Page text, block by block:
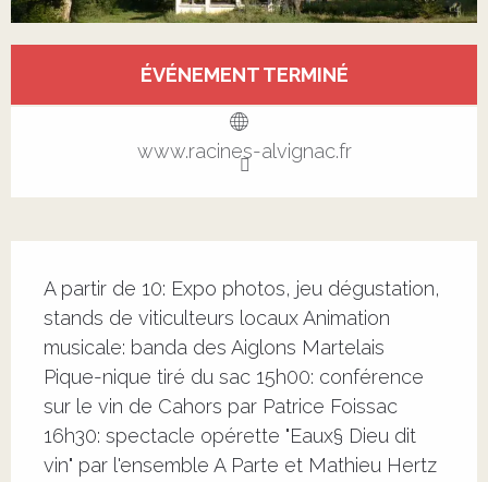
Ouverture et coordonnées
ÉVÉNEMENT TERMINÉ
www.racines-alvignac.fr
A partir de 10: Expo photos, jeu dégustation,
stands de viticulteurs locaux Animation
musicale: banda des Aiglons Martelais
Pique-nique tiré du sac 15h00: conférence
sur le vin de Cahors par Patrice Foissac
16h30: spectacle opérette "Eaux§ Dieu dit
vin" par l'ensemble A Parte et Mathieu Hertz